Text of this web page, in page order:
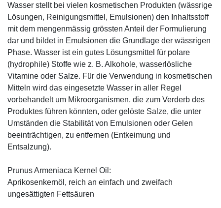
Wasser stellt bei vielen kosmetischen Produkten (wässrige
Lösungen, Reinigungsmittel, Emulsionen) den Inhaltsstoff
mit dem mengenmässig grössten Anteil der Formulierung
dar und bildet in Emulsionen die Grundlage der wässrigen
Phase. Wasser ist ein gutes Lösungsmittel für polare
(hydrophile) Stoffe wie z. B. Alkohole, wasserlösliche
Vitamine oder Salze. Für die Verwendung in kosmetischen
Mitteln wird das eingesetzte Wasser in aller Regel
vorbehandelt um Mikroorganismen, die zum Verderb des
Produktes führen könnten, oder gelöste Salze, die unter
Umständen die Stabilität von Emulsionen oder Gelen
beeinträchtigen, zu entfernen (Entkeimung und
Entsalzung).
Prunus Armeniaca Kernel Oil:
Aprikosenkernöl, reich an einfach und zweifach
ungesättigten Fettsäuren